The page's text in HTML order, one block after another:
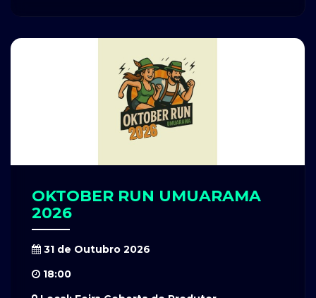
OKTOBER RUN UMUARAMA
2026
31 de Outubro 2026
18:00